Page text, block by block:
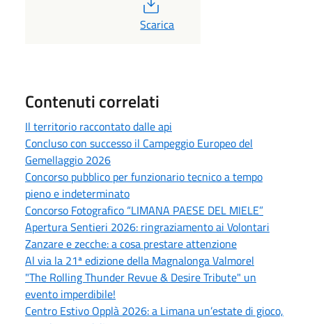
PDF
Scarica
Contenuti correlati
Il territorio raccontato dalle api
Concluso con successo il Campeggio Europeo del
Gemellaggio 2026
Concorso pubblico per funzionario tecnico a tempo
pieno e indeterminato
Concorso Fotografico “LIMANA PAESE DEL MIELE”
Apertura Sentieri 2026: ringraziamento ai Volontari
Zanzare e zecche: a cosa prestare attenzione
Al via la 21ª edizione della Magnalonga Valmorel
"The Rolling Thunder Revue & Desire Tribute" un
evento imperdibile!
Centro Estivo Opplà 2026: a Limana un’estate di gioco,